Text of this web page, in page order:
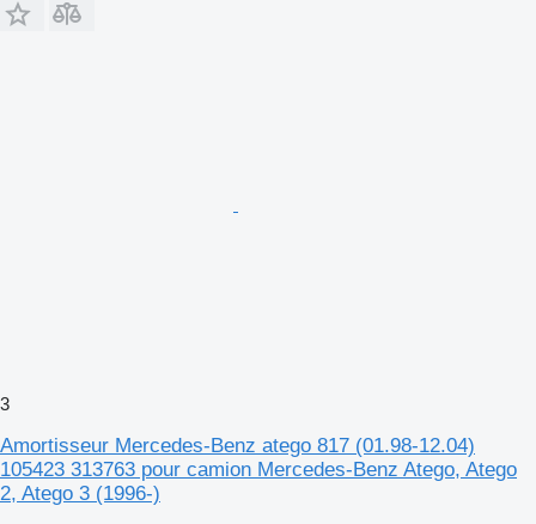
3
Amortisseur Mercedes-Benz atego 817 (01.98-12.04)
105423 313763 pour camion Mercedes-Benz Atego, Atego
2, Atego 3 (1996-)